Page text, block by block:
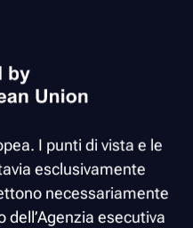
I punti di vista e le
esclusivamente
necessariamente
dell’Agenzia esecutiva